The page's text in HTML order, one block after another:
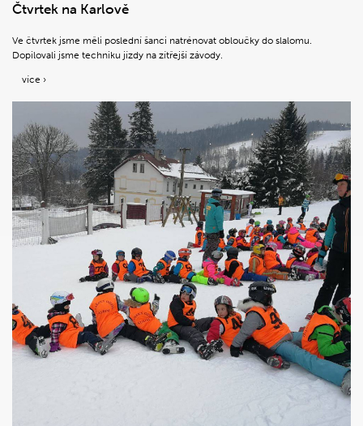
Čtvrtek na Karlově
Ve čtvrtek jsme měli poslední šanci natrénovat obloučky do slalomu.
Dopilovali jsme techniku jízdy na zítřejší závody.
více ›